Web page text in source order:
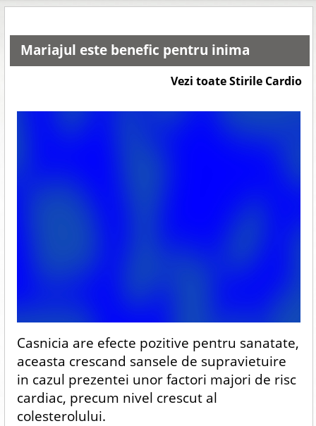
Mariajul este benefic pentru inima
Vezi toate Stirile Cardio
Casnicia are efecte pozitive pentru sanatate,
aceasta crescand sansele de supravietuire
in cazul prezentei unor factori majori de risc
cardiac, precum nivel crescut al
colesterolului.